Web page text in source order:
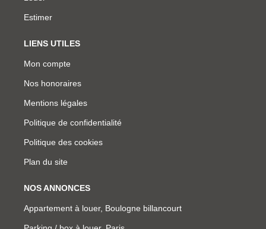
Estimer
LIENS UTILES
Mon compte
Nos honoraires
Mentions légales
Politique de confidentialité
Politique des cookies
Plan du site
NOS ANNONCES
Appartement à louer, Boulogne billancourt